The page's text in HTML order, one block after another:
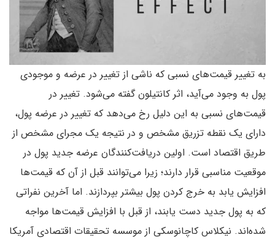
به تغییر قیمت‌های نسبی که ناشی از تغییر در عرضه و موجودی
پول به وجود می‌آید، اثر کانتیلون گفته می‌شود. تغییر در
قیمت‌های نسبی به این دلیل رخ می‌دهد که تغییر در عرضه پول،
دارای یک نقطه تزریق مشخص و در نتیجه یک مجرای مشخص از
طریق اقتصاد است. اولین دریافت‌کنندگان عرضه جدید پول در
موقعیت مناسبی قرار دارند؛ زیرا می‌توانند قبل از آن که قیمت‌ها
افزایش یابد به خرج کردن پول بیشتر بپردازند. اما آخرین نفراتی
که به پول جدید دست یابند، از قبل با افزایش قیمت‌ها مواجه
شده‌اند. نیکلاس کاچانوسکی از موسسه تحقیقات اقتصادی آمریکا